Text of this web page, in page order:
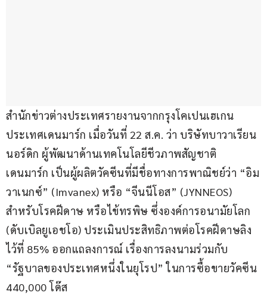
สำนักข่าวต่างประเทศรายงานจากกรุงโคเปนเฮเกน
ประเทศเดนมาร์ก เมื่อวันที่ 22 ส.ค. ว่า บริษัทบาวาเรียน
นอร์ดิก ผู้พัฒนาด้านเทคโนโลยีชีวภาพสัญชาติ
เดนมาร์ก เป็นผู้ผลิตวัคซีนที่มีชื่อทางการพาณิชย์ว่า “อิม
วาเนกซ์” (Imvanex) หรือ “จีนนีโอส” (JYNNEOS)
สำหรับโรคฝีดาษ หรือไข้ทรพิษ ซึ่งองค์การอนามัยโลก
(ดับเบิลยูเอชโอ) ประเมินประสิทธิภาพต่อโรคฝีดาษลิง
ไว้ที่ 85% ออกแถลงการณ์ เรื่องการลงนามร่วมกับ
“รัฐบาลของประเทศหนึ่งในยุโรป” ในการซื้อขายวัคซีน
440,000 โด๊ส